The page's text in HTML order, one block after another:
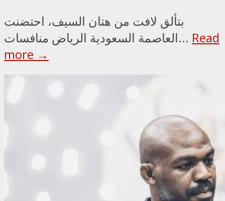
بتألق لافت من هتان السيف، احتضنت
العاصمة السعودية الرياض منافسات... Read
more →